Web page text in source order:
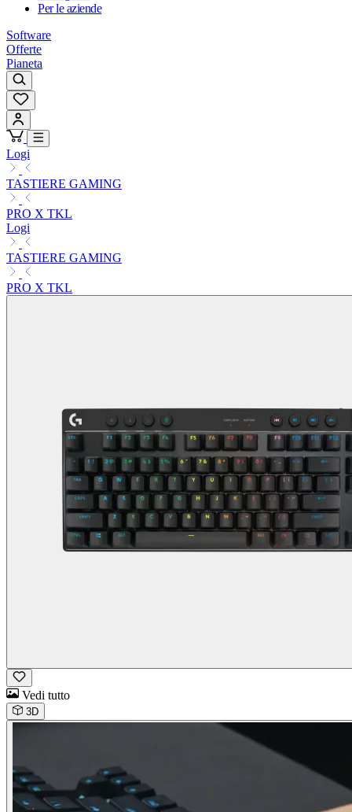
Per le aziende
Software
Offerte
Pianeta
Logi
TASTIERE GAMING
PRO X TKL
Logi
TASTIERE GAMING
PRO X TKL
Vedi tutto
3D